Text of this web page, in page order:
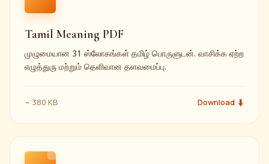
Tamil Meaning PDF
முழுமையான 31 ஸ்லோகங்கள் தமிழ் பொருளுடன். வாசிக்க ஏற்ற
எழுத்துரு மற்றும் தெளிவான தளவமைப்பு.
~ 380 KB Download ⬇